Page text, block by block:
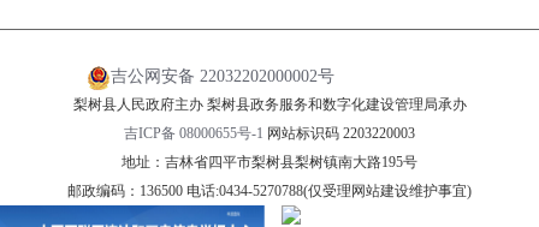
吉公网安备 22032202000002号
梨树县人民政府主办 梨树县政务服务和数字化建设管理局承办
吉ICP备 08000655号-1 网站标识码 2203220003
地址：吉林省四平市梨树县梨树镇南大路195号
邮政编码：136500 电话:0434-5270788(仅受理网站建设维护事宜)